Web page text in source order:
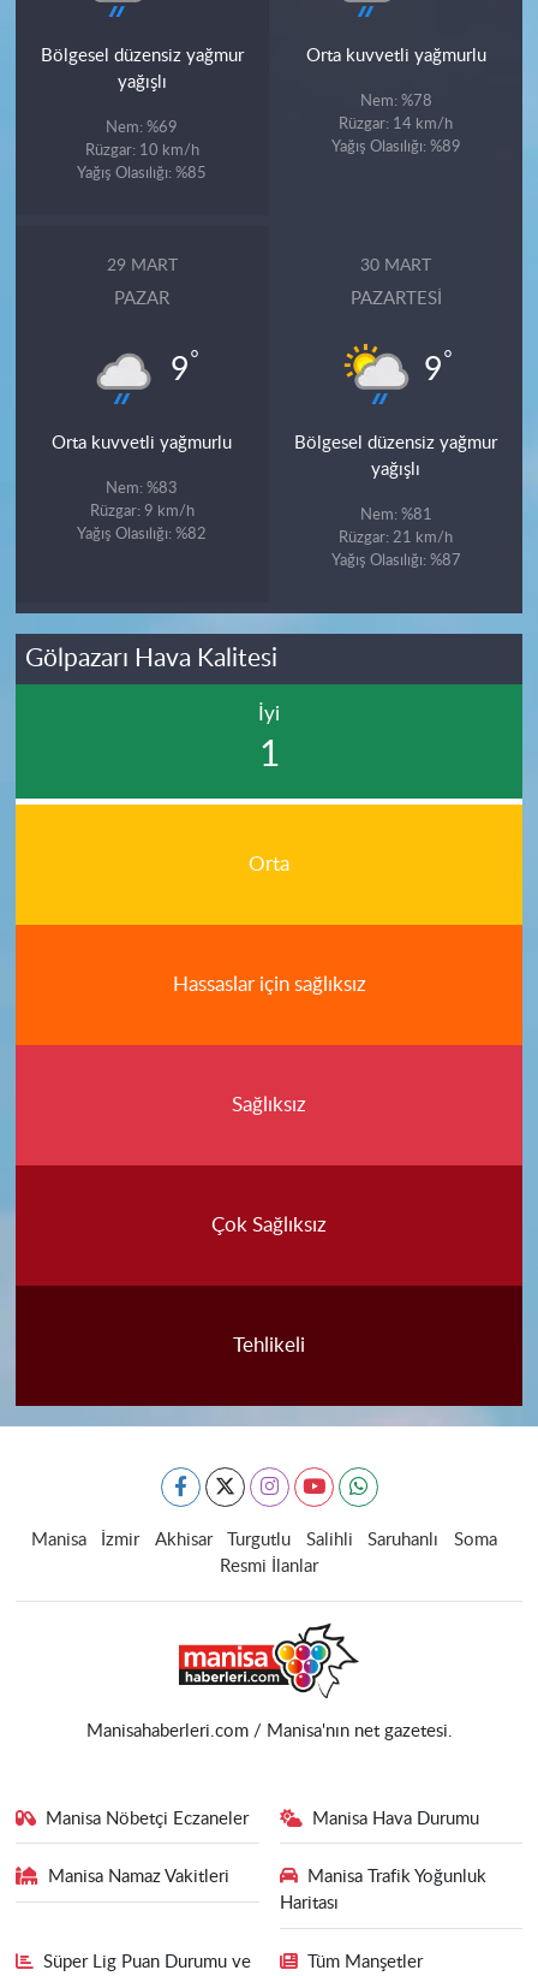
Bölgesel düzensiz yağmur
yağışlı
Nem: %69
Rüzgar: 10 km/h
Yağış Olasılığı: %85
Orta kuvvetli yağmurlu
Nem: %78
Rüzgar: 14 km/h
Yağış Olasılığı: %89
29 MART
PAZAR
9°
Orta kuvvetli yağmurlu
Nem: %83
Rüzgar: 9 km/h
Yağış Olasılığı: %82
30 MART
PAZARTESI
9°
Bölgesel düzensiz yağmur
yağışlı
Nem: %81
Rüzgar: 21 km/h
Yağış Olasılığı: %87
Gölpazarı Hava Kalitesi
İyi
1
Orta
Hassaslar için sağlıksız
Sağlıksız
Çok Sağlıksız
Tehlikeli
Manisa İzmir Akhisar Turgutlu Salihli Saruhanlı
Soma
Resmi İlanlar
Manisahaberleri.com / Manisa'nın net gazetesi.
Manisa Nöbetçi Eczaneler Manisa Hava Durumu
Manisa Namaz Vakitleri
Manisa Trafik Yoğunluk
Haritası
Süper Lig Puan Durumu ve Tüm Manşetler